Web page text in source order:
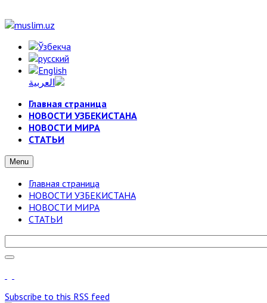
Главная страница
НОВОСТИ УЗБЕКИСТАНА
НОВОСТИ МИРА
СТАТЬИ
Menu
Главная страница
НОВОСТИ УЗБЕКИСТАНА
НОВОСТИ МИРА
СТАТЬИ
Subscribe to this RSS feed